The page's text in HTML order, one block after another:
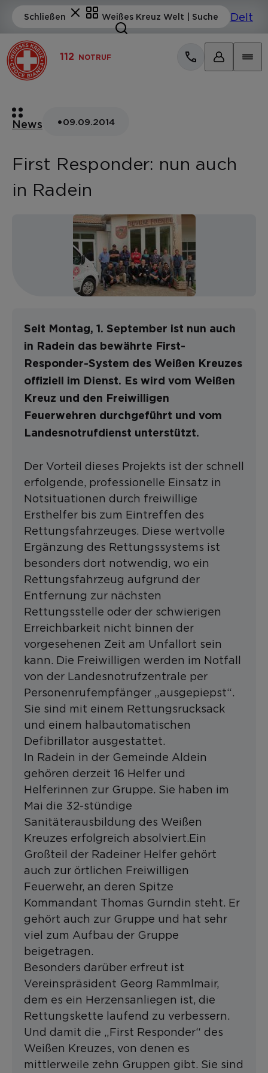
112 NOTRUF
News •09.09.2014
First Responder: nun auch
in Radein
Seit Montag, 1. September ist nun auch
in Radein das bewährte First-
Responder-System des Weißen Kreuzes
offiziell im Dienst. Es wird vom Weißen
Kreuz und den Freiwilligen
Feuerwehren durchgeführt und vom
Landesnotrufdienst unterstützt.
Der Vorteil dieses Projekts ist der schnell
erfolgende, professionelle Einsatz in
Notsituationen durch freiwillige
Ersthelfer bis zum Eintreffen des
Rettungsfahrzeuges. Diese wertvolle
Ergänzung des Rettungssystems ist
besonders dort notwendig, wo ein
Rettungsfahrzeug aufgrund der
Entfernung zur nächsten
Rettungsstelle oder der schwierigen
Erreichbarkeit nicht binnen der
vorgesehenen Zeit am Unfallort sein
kann. Die Freiwilligen werden im Notfall
von der Landesnotrufzentrale per
Personenrufempfänger „ausgepiepst“.
Sie sind mit einem Rettungsrucksack
und einem halbautomatischen
Defibrillator ausgestattet.
In Radein in der Gemeinde Aldein
gehören derzeit 16 Helfer und
Helferinnen zur Gruppe. Sie haben im
Mai die 32-stündige
Sanitäterausbildung des Weißen
Kreuzes erfolgreich absolviert.Ein
Großteil der Radeiner Helfer gehört
auch zur örtlichen Freiwilligen
Feuerwehr, an deren Spitze
Kommandant Thomas Gurndin steht. Er
gehört auch zur Gruppe und hat sehr
viel zum Aufbau der Gruppe
beigetragen.
Besonders darüber erfreut ist
Vereinspräsident Georg Rammlmair,
dem es ein Herzensanliegen ist, die
Rettungskette laufend zu verbessern.
Und damit die „First Responder“ des
Weißen Kreuzes, von denen es
mittlerweile zehn Gruppen gibt. Sie sind